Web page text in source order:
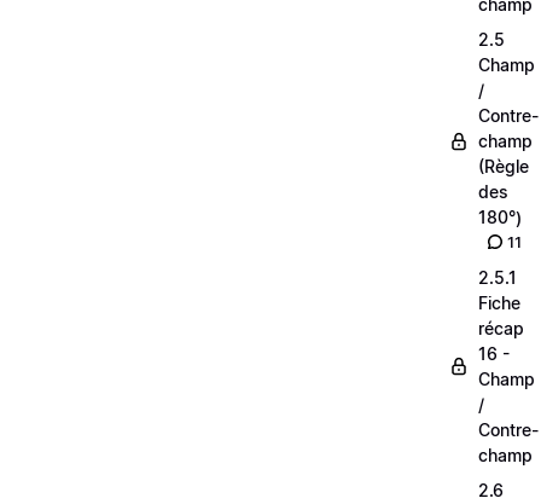
champ
2.5
Champ
/
Contre-
champ
(Règle
des
180°)
11
2.5.1
Fiche
récap
16 -
Champ
/
Contre-
champ
2.6